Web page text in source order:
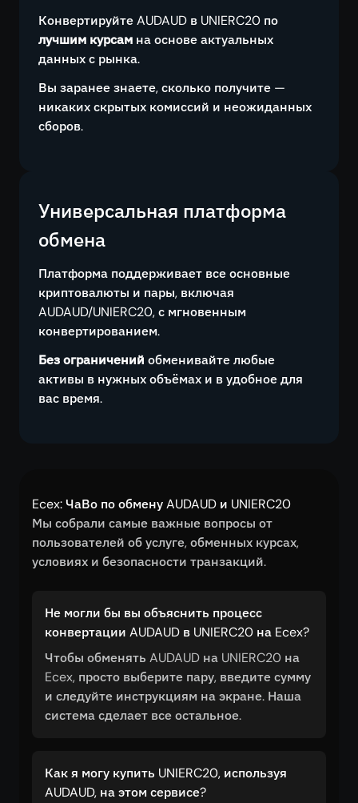
Конвертируйте AUDAUD в UNIERC20 по
лучшим курсам на основе актуальных
данных с рынка.
Вы заранее знаете, сколько получите —
никаких скрытых комиссий и неожиданных
сборов.
Универсальная платформа
обмена
Платформа поддерживает все основные
криптовалюты и пары, включая
AUDAUD/UNIERC20, с мгновенным
конвертированием.
Без ограничений обменивайте любые
активы в нужных объёмах и в удобное для
вас время.
Ecex: ЧаВо по обмену AUDAUD и UNIERC20
Мы собрали самые важные вопросы от
пользователей об услуге, обменных курсах,
условиях и безопасности транзакций.
Не могли бы вы объяснить процесс
конвертации AUDAUD в UNIERC20 на Ecex?
Чтобы обменять AUDAUD на UNIERC20 на
Ecex, просто выберите пару, введите сумму
и следуйте инструкциям на экране. Наша
система сделает все остальное.
Как я могу купить UNIERC20, используя
AUDAUD, на этом сервисе?